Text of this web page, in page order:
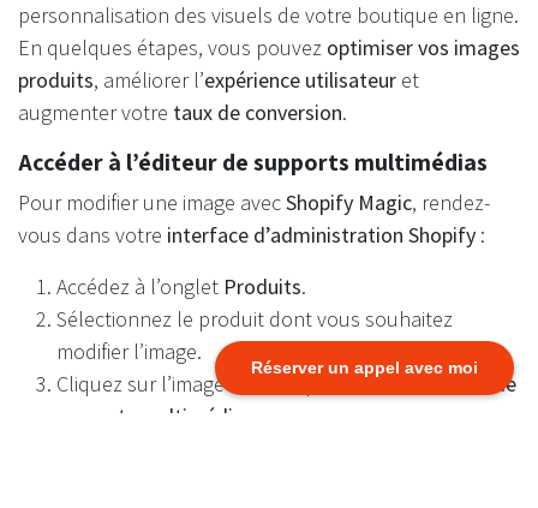
Réserver un appel avec moi
personnalisation des visuels de votre boutique en ligne.
En quelques étapes, vous pouvez optimiser vos images
produits, améliorer l’expérience utilisateur et
augmenter votre taux de conversion.
Accéder à l’éditeur de supports multimédias
Pour modifier une image avecShopify Magic, rendez-
vous dans votre interface d’administration Shopify :
Accédez à l’onglet Produits.
Sélectionnez le produit dont vous souhaitez
modifier l’image.
Cliquez sur l’image à éditer, puis ouvrez l’
éditeur de
supports multimédias